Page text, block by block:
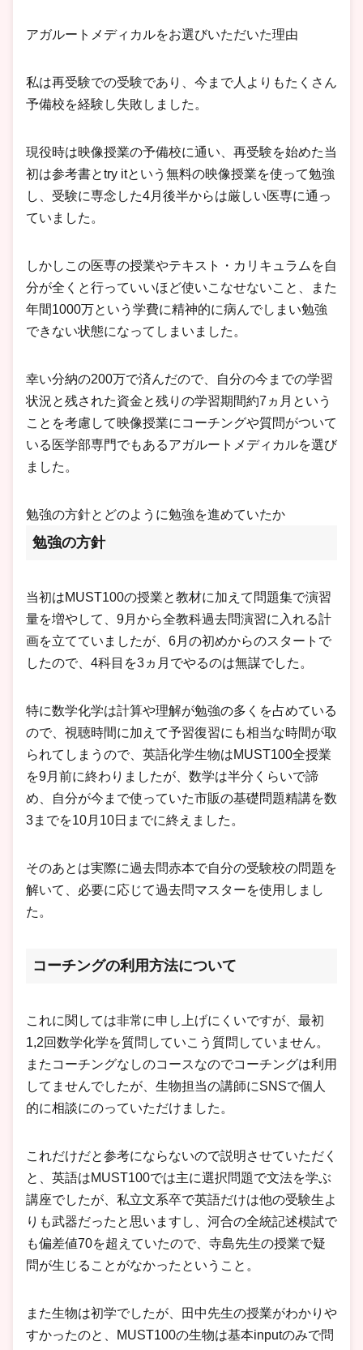
アガルートメディカルをお選びいただいた理由
私は再受験での受験であり、今まで人よりもたくさん
予備校を経験し失敗しました。
現役時は映像授業の予備校に通い、再受験を始めた当
初は参考書とtry itという無料の映像授業を使って勉強
し、受験に専念した4月後半からは厳しい医専に通っ
ていました。
しかしこの医専の授業やテキスト・カリキュラムを自
分が全くと行っていいほど使いこなせないこと、また
年間1000万という学費に精神的に病んでしまい勉強
できない状態になってしまいました。
幸い分納の200万で済んだので、自分の今までの学習
状況と残された資金と残りの学習期間約7ヵ月という
ことを考慮して映像授業にコーチングや質問がついて
いる医学部専門でもあるアガルートメディカルを選び
ました。
勉強の方針とどのように勉強を進めていたか
勉強の方針
当初はMUST100の授業と教材に加えて問題集で演習
量を増やして、9月から全教科過去問演習に入れる計
画を立てていましたが、6月の初めからのスタートで
したので、4科目を3ヵ月でやるのは無謀でした。
特に数学化学は計算や理解が勉強の多くを占めている
ので、視聴時間に加えて予習復習にも相当な時間が取
られてしまうので、英語化学生物はMUST100全授業
を9月前に終わりましたが、数学は半分くらいで諦
め、自分が今まで使っていた市販の基礎問題精講を数
3までを10月10日までに終えました。
そのあとは実際に過去問赤本で自分の受験校の問題を
解いて、必要に応じて過去問マスターを使用しまし
た。
コーチングの利用方法について
これに関しては非常に申し上げにくいですが、最初
1,2回数学化学を質問していこう質問していません。
またコーチングなしのコースなのでコーチングは利用
してませんでしたが、生物担当の講師にSNSで個人
的に相談にのっていただけました。
これだけだと参考にならないので説明させていただく
と、英語はMUST100では主に選択問題で文法を学ぶ
講座でしたが、私立文系卒で英語だけは他の受験生よ
りも武器だったと思いますし、河合の全統記述模試で
も偏差値70を超えていたので、寺島先生の授業で疑
問が生じることがなかったということ。
また生物は初学でしたが、田中先生の授業がわかりや
すかったのと、MUST100の生物は基本inputのみで問